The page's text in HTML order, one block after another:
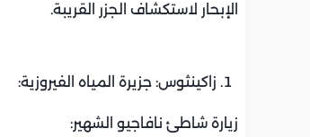
الإبحار لاستكشاف الجزر القريبة.
زاکينثوس: جزيرة المياه الفيروزية:
زيارة شاطئ نافاجيو الشهير: